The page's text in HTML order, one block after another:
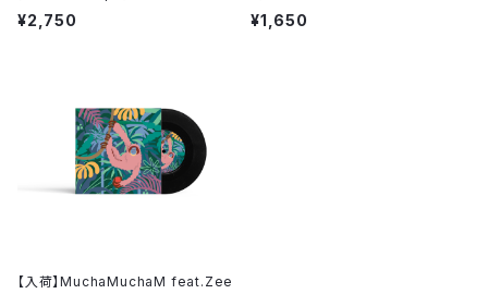
¥2,750 ¥1,650
【入荷】MuchaMuchaM feat.Zee